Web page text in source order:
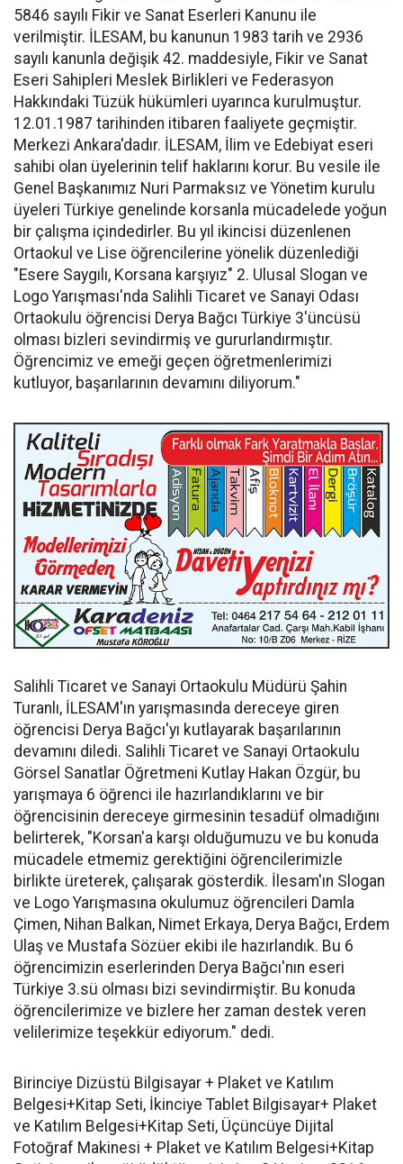
5846 sayılı Fikir ve Sanat Eserleri Kanunu ile
verilmiştir. İLESAM, bu kanunun 1983 tarih ve 2936
sayılı kanunla değişik 42. maddesiyle, Fikir ve Sanat
Eseri Sahipleri Meslek Birlikleri ve Federasyon
Hakkındaki Tüzük hükümleri uyarınca kurulmuştur.
12.01.1987 tarihinden itibaren faaliyete geçmiştir.
Merkezi Ankara'dadır. İLESAM, İlim ve Edebiyat eseri
sahibi olan üyelerinin telif haklarını korur. Bu vesile ile
Genel Başkanımız Nuri Parmaksız ve Yönetim kurulu
üyeleri Türkiye genelinde korsanla mücadelede yoğun
bir çalışma içindedirler. Bu yıl ikincisi düzenlenen
Ortaokul ve Lise öğrencilerine yönelik düzenlediği
"Esere Saygılı, Korsana karşıyız" 2. Ulusal Slogan ve
Logo Yarışması'nda Salihli Ticaret ve Sanayi Odası
Ortaokulu öğrencisi Derya Bağcı Türkiye 3'üncüsü
olması bizleri sevindirmiş ve gururlandırmıştır.
Öğrencimiz ve emeği geçen öğretmenlerimizi
kutluyor, başarılarının devamını diliyorum."
Salihli Ticaret ve Sanayi Ortaokulu Müdürü Şahin
Turanlı, İLESAM'ın yarışmasında dereceye giren
öğrencisi Derya Bağcı'yı kutlayarak başarılarının
devamını diledi. Salihli Ticaret ve Sanayi Ortaokulu
Görsel Sanatlar Öğretmeni Kutlay Hakan Özgür, bu
yarışmaya 6 öğrenci ile hazırlandıklarını ve bir
öğrencisinin dereceye girmesinin tesadüf olmadığını
belirterek, "Korsan'a karşı olduğumuzu ve bu konuda
mücadele etmemiz gerektiğini öğrencilerimizle
birlikte üreterek, çalışarak gösterdik. İlesam'ın Slogan
ve Logo Yarışmasına okulumuz öğrencileri Damla
Çimen, Nihan Balkan, Nimet Erkaya, Derya Bağcı, Erdem
Ulaş ve Mustafa Sözüer ekibi ile hazırlandık. Bu 6
öğrencimizin eserlerinden Derya Bağcı'nın eseri
Türkiye 3.sü olması bizi sevindirmiştir. Bu konuda
öğrencilerimize ve bizlere her zaman destek veren
velilerimize teşekkür ediyorum." dedi.
Birinciye Dizüstü Bilgisayar + Plaket ve Katılım
Belgesi+Kitap Seti, İkinciye Tablet Bilgisayar+ Plaket
ve Katılım Belgesi+Kitap Seti, Üçüncüye Dijital
Fotoğraf Makinesi + Plaket ve Katılım Belgesi+Kitap